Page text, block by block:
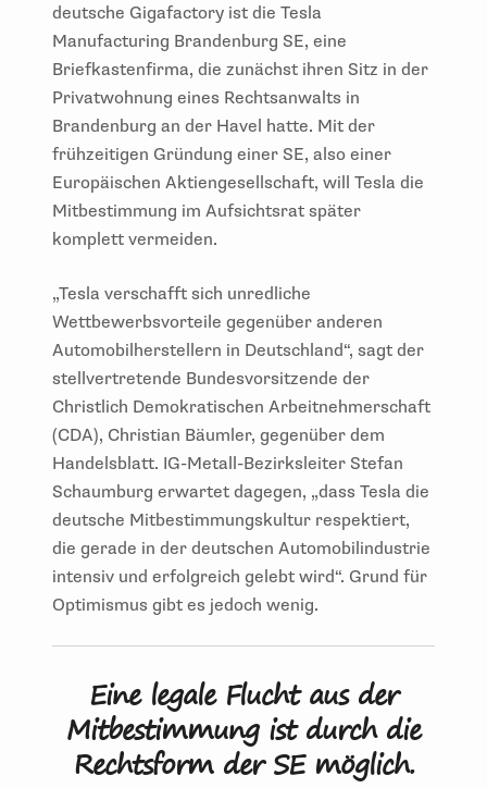
deutsche Gigafactory ist die Tesla
Manufacturing Brandenburg SE, eine
Briefkastenfirma, die zunächst ihren Sitz in der
Privatwohnung eines Rechtsanwalts in
Brandenburg an der Havel hatte. Mit der
frühzeitigen Gründung einer SE, also einer
Europäischen Aktiengesellschaft, will Tesla die
Mitbestimmung im Aufsichtsrat später
komplett vermeiden.
„Tesla verschafft sich unredliche
Wettbewerbsvorteile gegenüber anderen
Automobilherstellern in Deutschland“, sagt der
stellvertretende Bundesvorsitzende der
Christlich Demokratischen Arbeitnehmerschaft
(CDA), Christian Bäumler, gegenüber dem
Handelsblatt. IG-Metall-Bezirksleiter Stefan
Schaumburg erwartet dagegen, „dass Tesla die
deutsche Mitbestimmungskultur respektiert,
die gerade in der deutschen Automobilindustrie
intensiv und erfolgreich gelebt wird“. Grund für
Optimismus gibt es jedoch wenig.
Eine legale Flucht aus der
Mitbestimmung ist durch die
Rechtsform der SE möglich.